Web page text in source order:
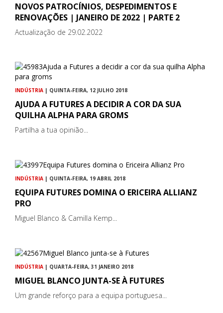
NOVOS PATROCÍNIOS, DESPEDIMENTOS E
RENOVAÇÕES | JANEIRO DE 2022 | PARTE 2
Actualização de 29.02.2022
INDÚSTRIA | QUINTA-FEIRA, 12 JULHO 2018
AJUDA A FUTURES A DECIDIR A COR DA SUA
QUILHA ALPHA PARA GROMS
Partilha a tua opinião...
INDÚSTRIA | QUINTA-FEIRA, 19 ABRIL 2018
EQUIPA FUTURES DOMINA O ERICEIRA ALLIANZ
PRO
Miguel Blanco & Camilla Kemp...
INDÚSTRIA | QUARTA-FEIRA, 31 JANEIRO 2018
MIGUEL BLANCO JUNTA-SE À FUTURES
Um grande reforço para a equipa portuguesa...